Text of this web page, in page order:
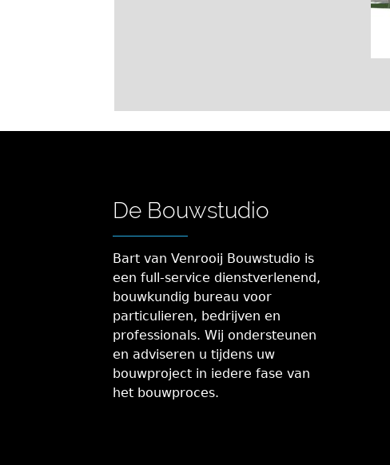
De Bouwstudio
Bart van Venrooij Bouwstudio is
een full-service dienstverlenend,
bouwkundig bureau voor
particulieren, bedrijven en
professionals. Wij ondersteunen
en adviseren u tijdens uw
bouwproject in iedere fase van
het bouwproces.